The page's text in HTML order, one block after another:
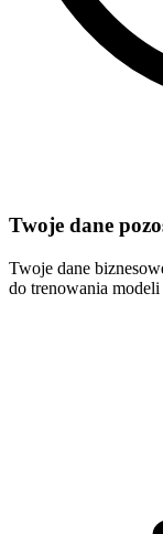
Twoje dane
Twoje dane
do trenowania